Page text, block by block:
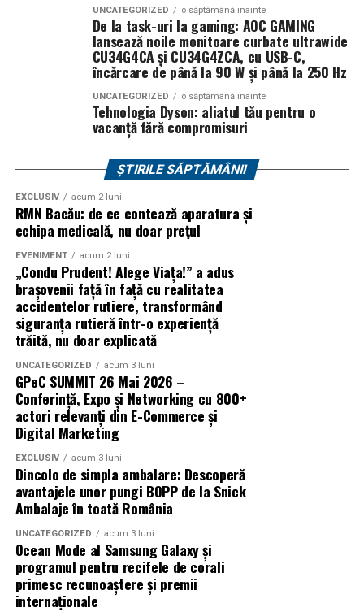
sectiunii de intrebari frecvente si a regulamentului
festivalului inainte de sosire.
Participantii minori trebuie sa aiba asupra lor
documentele necesare de identificare, iar cei cu varsta
de peste 12 ani trebuie sa prezinte si declaratia
completata si semnata de parinte sau tutorele legal.
Toti participantii vor fi supusi unui control de securitate
la intrare. Refuzul acestuia atrage imposibilitatea
accesului in festival.
De asemenea, Summer Well promoveaza un mediu sigur
si responsabil, iar consumul de substante interzise este
strict interzis.
Regulamentul complet, impreuna cu lista obiectelor
permise si interzise, poate fi consultat pe site-ul oficial
al festivalului.
Un festival construitimpreuna cu partenerii sai
Summer Well 2026 este un festival Orange, sustinut de
parteneri care contribuie la experienta editiei
aniversare: glo™, ING, Peroni Nastro Azzurro, Ursus,
Bacardi, Martini, Jagermeister, Jack Daniel’s, Mega
Image, Pepsi, Fashion Days, alpro, Transalpina, vitamin
aqua, Lay’s, e-on, Academia de Studii Economice din
Bucuresti, FABIZ, Bucharest Business School, biciclop,
syoss, InterContinental Athénée Palace, Secom.
Abonamentele sunt disponibile pe summerwell.ro la
generarea de videoclipuri cu Veo 3.1, crearea de imagini
cu Nano Banana Pro, instrumentul de producție video
Flow și asistentul de cercetare NotebookLM.
UNCATEGORIZED o săptămână inainte
De la task-uri la gaming: AOC GAMING
lansează noile monitoare curbate ultrawide
CU34G4CA și CU34G4ZCA, cu USB-C,
încărcare de până la 90 W și până la 250 Hz
UNCATEGORIZED o săptămână inainte
Tehnologia Dyson: aliatul tău pentru o
vacanță fără compromisuri
ȘTIRILE SĂPTĂMÂNII
EXCLUSIV acum 2 luni
RMN Bacău: de ce contează aparatura și
echipa medicală, nu doar prețul
EVENIMENT acum 2 luni
„Condu Prudent! Alege Viața!” a adus
brașovenii față în față cu realitatea
accidentelor rutiere, transformând
siguranța rutieră într-o experiență
trăită, nu doar explicată
UNCATEGORIZED acum 3 luni
GPeC SUMMIT 26 Mai 2026 –
Conferință, Expo și Networking cu 800+
actori relevanți din E-Commerce și
Digital Marketing
EXCLUSIV acum 3 luni
Dincolo de simpla ambalare: Descoperă
avantajele unor pungi BOPP de la Snick
Ambalaje în toată România
UNCATEGORIZED acum 3 luni
Ocean Mode al Samsung Galaxy și
programul pentru recifele de corali
primesc recunoaștere și premii
internaționale